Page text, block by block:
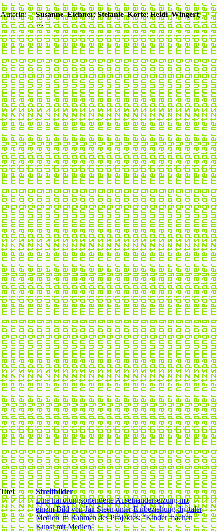
AutorIn: Susanne Eichner;Stefanie Korte; Heidi Wingert;
…
Titel:
Streitbilder
Eine handlungsorientierte Auseinandersetzung mit
einem Bild von Jan Steen unter Einbeziehung digitaler
Medien im Rahmen des Projektes: "Kinder machen
Kunst mit Medien"